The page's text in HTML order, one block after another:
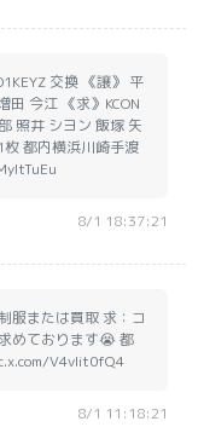
交換 《譲》 平
田 今江 《求》KCON
照井 シヨン 飯塚 矢
都内横浜川崎手渡
8/1 18:37:21
服または買取 求：コ
めております😭 都
V4vIit0fQ4
8/1 11:18:21